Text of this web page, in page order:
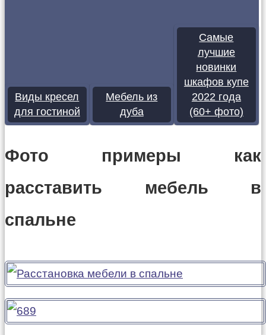
Виды кресел
для гостиной
Мебель из
дуба
Самые
лучшие
новинки
шкафов купе
2022 года
(60+ фото)
Фото примеры как
расставить мебель в
спальне